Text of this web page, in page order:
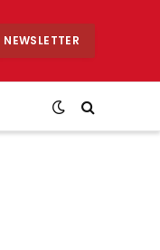
NEWSLETTER